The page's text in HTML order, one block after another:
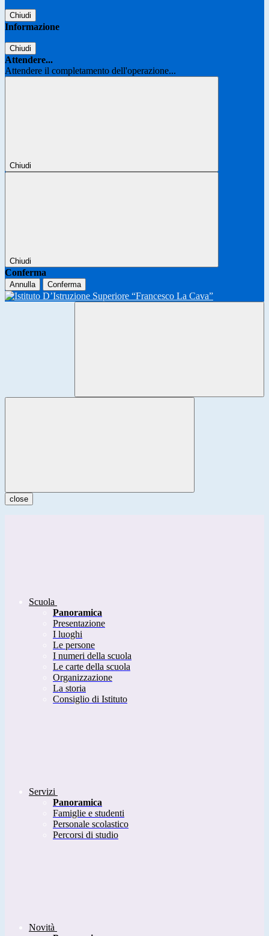
Chiudi
Informazione
Chiudi
Attendere...
Attendere il completamento dell'operazione...
Chiudi
Chiudi
Conferma
Annulla Conferma
close
Scuola
Panoramica
Presentazione
I luoghi
Le persone
I numeri della scuola
Le carte della scuola
Organizzazione
La storia
Consiglio di Istituto
Servizi
Panoramica
Famiglie e studenti
Personale scolastico
Percorsi di studio
Novità